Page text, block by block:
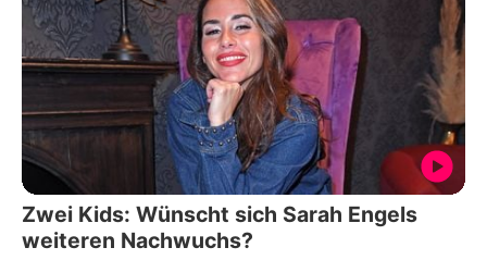
Zwei Kids: Wünscht sich Sarah Engels
weiteren Nachwuchs?